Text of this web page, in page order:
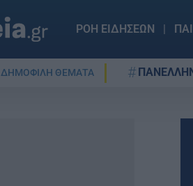
ΡΟΗ ΕΙΔΗΣΕΩΝ
ΔΗΜΟΦΙΛΗ ΘΕΜΑΤΑ